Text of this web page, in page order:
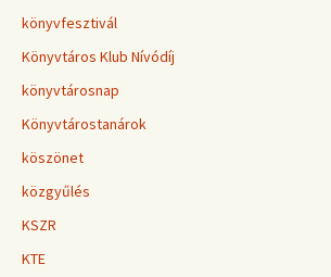
könyvfesztivál
Könyvtáros Klub Nívódíj
könyvtárosnap
Könyvtárostanárok
köszönet
közgyűlés
KSZR
KTE